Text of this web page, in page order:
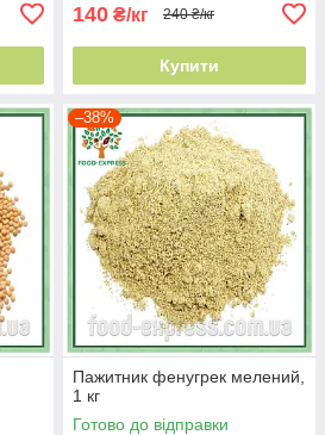
140 ₴/кг 240 ₴/кг
Купити
–38%
Пажитник фенугрек мелений,
1 кг
Готово до відправки